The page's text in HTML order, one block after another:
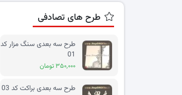
طرح های تصادفی
طرح سه بعدی سنگ مزار کد
01
۳۵۰,۰۰۰ تومان
طرح سه بعدی براکت کد 03